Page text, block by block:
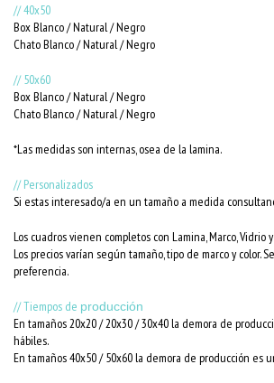
// 40x50
Box Blanco / Natural / Negro
Chato Blanco / Natural / Negro
// 50x60
Box Blanco / Natural / Negro
Chato Blanco / Natural / Negro
*Las medidas son internas, osea de la lamina.
// Personalizados
Si estas interesado/a en un tamaño a medida
Los cuadros vienen completos con Lamina, Marco, Vidrio
Los precios varían según tamaño, tipo de marco y color.
preferencia.
// Tiempos de producción
En tamaños 20x20 / 20x30 / 30x40 la demora de
hábiles.
En tamaños 40x50 / 50x60 la demora de producción es